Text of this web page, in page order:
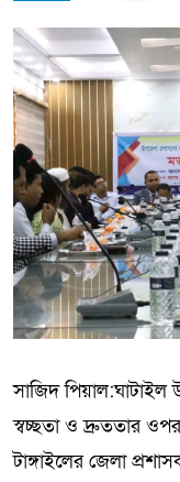
সাজিদ পিয়াল:ঘাটাইল
স্বচ্ছতা ও দ্রুততার
টাঙ্গাইলের জেলা